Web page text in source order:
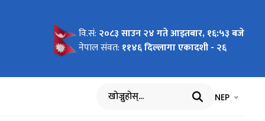
वि.सं: २०८३ साउन २४ गते आइतबार, १६:५३ बजे
नेपाल संवत: ११४६ दिल्लागा एकादशी - २६
खोज्नुहोस् भाषा चयन
NEP